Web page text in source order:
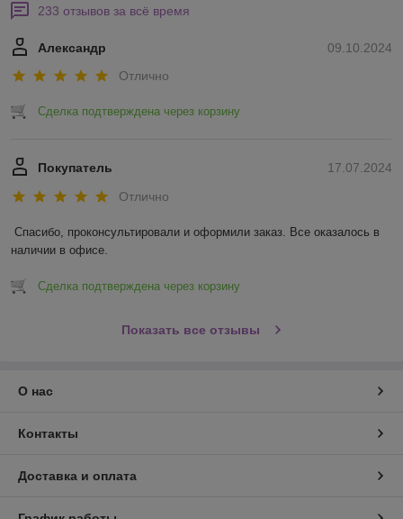
233 отзывов за всё время
09.10.2024
Александр
Отлично
Сделка подтверждена через корзину
17.07.2024
Покупатель
Отлично
Спасибо, проконсультировали и оформили заказ. Все оказалось в
наличии в офисе.
Сделка подтверждена через корзину
Показать все отзывы
О нас
Контакты
Доставка и оплата